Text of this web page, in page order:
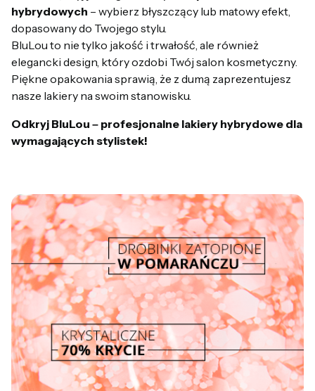
hybrydowych – wybierz błyszczący lub matowy efekt,
dopasowany do Twojego stylu.
BluLou to nie tylko jakość i trwałość, ale również
elegancki design, który ozdobi Twój salon kosmetyczny.
Piękne opakowania sprawią, że z dumą zaprezentujesz
nasze lakiery na swoim stanowisku.
Odkryj BluLou – profesjonalne lakiery hybrydowe dla
wymagających stylistek!